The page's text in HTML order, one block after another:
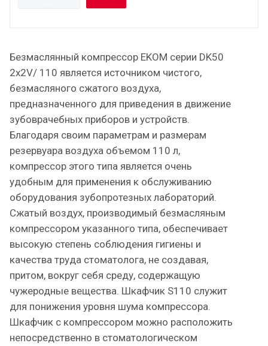
Безмаслянный компрессор EKOM серии DK50
2x2V/ 110 является источником чистого,
безмасляного сжатого воздуха,
предназначенного для приведения в движение
зубоврачебных приборов и устройств.
Благодаря своим параметрам и размерам
резервуара воздуха объемом 110 л,
компрессор этого типа является очень
удобным для применения к обслуживанию
оборудования зубопротезных лабораторий.
Сжатый воздух, производимый безмасляным
компрессором указанного типа, обеспечивает
высокую степень соблюдения гигиены и
качества труда стоматолога, не создавая,
притом, вокруг себя среду, содержащую
чужеродные вещества. Шкафчик S110 служит
для понижения уровня шума компрессора.
Шкафчик с компрессором можно расположить
непосредственно в стоматологическом